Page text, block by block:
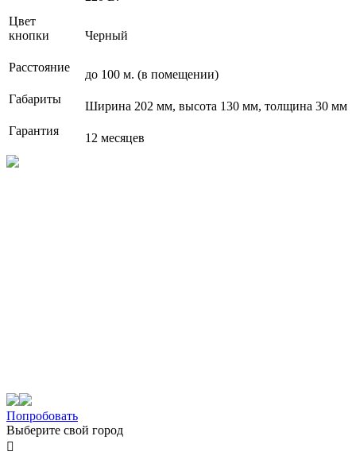
Цвет
кнопки
Черный
Расстояние
до 100 м. (в помещении)
Габариты
Ширина 202 мм, высота 130 мм, толщина 30 мм
Гарантия
12 месяцев
Попробовать
Выберите свой город
